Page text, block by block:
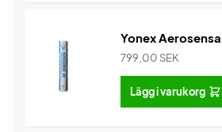
Yonex
799,00 SEK
Lägg i varukorg